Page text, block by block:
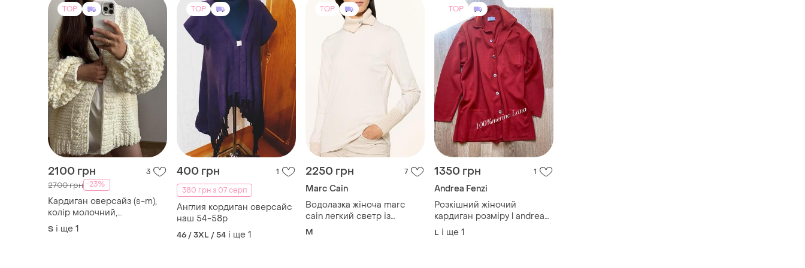
TOP
2100 грн 3
2700 грн -23%
Кардиган оверсайз (s-m),
колір молочний,
виготовлений із якісної
пряжі. ручна робота.
S і ще 1
TOP
400 грн
1
380 грн з 07 серп
Англия кордиган оверсайс
наш 54-58р
46 / 3XL / 54 і ще 1
TOP
2250 грн 7
Marc Cain
Водолазка жіноча marc
cain легкий светр із
коміром гольф
M
TOP
1350 грн 1
Andrea Fenzi
Розкішний жіночий
кардиган розміру l andrea
fenzi. італія 🇮🇹 100%
меринос
L і ще 1